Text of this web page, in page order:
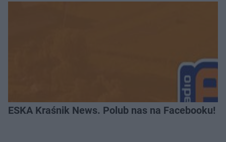
ESKA Kraśnik News. Polub nas na Facebooku!